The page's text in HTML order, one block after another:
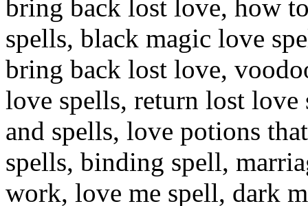
bring back lost love, how
spells, black magic love
bring back lost love,
love spells, return lost love
and spells, love potions
spells, binding spell,
work, love me spell, dark